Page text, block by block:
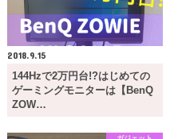
2018.9.15
144Hzで2万円台!?はじめての
ゲーミングモニターは【BenQ
ZOW…